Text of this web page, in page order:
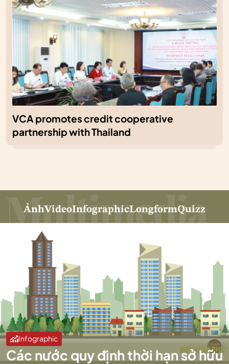
VCA promotes credit cooperative
partnership with Thailand
ẢnhVideoInfographicLongformQuizz
Infographic
Các nước quy định thời hạn sở hữu